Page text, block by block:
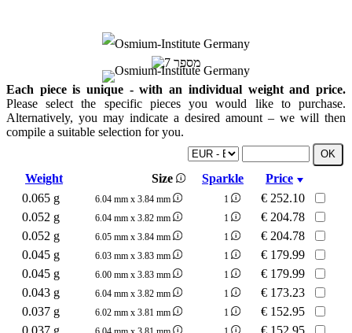
Each piece is unique - with an individual weight and price.
Please select the specific pieces you would like to purchase.
Alternatively, you may indicate a desired amount – we will then
compile a suitable selection for you.
Weight Size Sparkle
Price
0.065 g
6.04 mm x 3.84 mm 1 € 252.10
0.052 g
6.04 mm x 3.82 mm 1 € 204.78
0.052 g
6.05 mm x 3.84 mm 1 € 204.78
0.045 g
6.03 mm x 3.83 mm 1 € 179.99
0.045 g
6.00 mm x 3.83 mm 1 € 179.99
0.043 g
6.04 mm x 3.82 mm 1 € 173.23
0.037 g
6.02 mm x 3.81 mm 1 € 152.95
0.037 g
€ 152.95